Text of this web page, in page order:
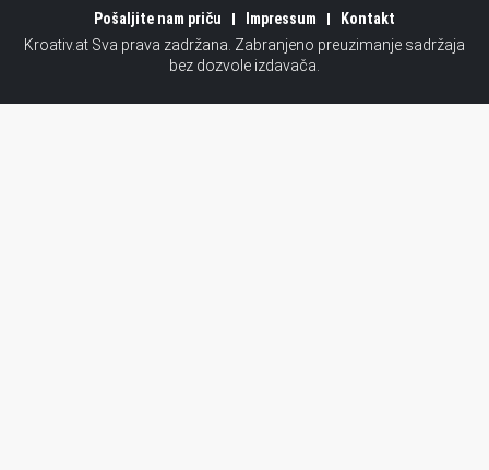
Pošaljite nam priču Impressum
Kontakt
Kroativ.at Sva prava zadržana. Zabranjeno preuzimanje sadržaja
bez dozvole izdavača.